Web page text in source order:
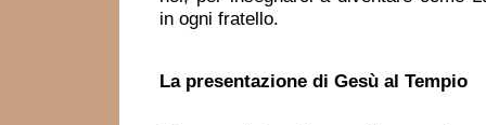
in ogni fratello.
La presentazione di Gesù al Tempio